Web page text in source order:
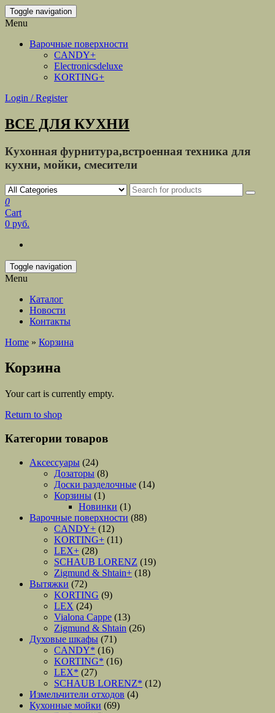
Toggle navigation
Menu
Варочные поверхности
CANDY+
Electronicsdeluxe
KORTING+
Login / Register
ВСЕ ДЛЯ КУХНИ
Кухонная фурнитура,встроенная техника для
кухни, мойки, смесители
0
Cart
0 руб.
Toggle navigation
Menu
Каталог
Новости
Контакты
Home » Корзина
Корзина
Your cart is currently empty.
Return to shop
Категории товаров
Аксессуары (24)
Дозаторы (8)
Доски разделочные (14)
Корзины (1)
Новинки (1)
Варочные поверхности (88)
CANDY+ (12)
KORTING+ (11)
LEX+ (28)
SCHAUB LORENZ (19)
Zigmund & Shtain+ (18)
Вытяжки (72)
KORTING (9)
LEX (24)
Vialona Cappe (13)
Zigmund & Shtain (26)
Духовые шкафы (71)
CANDY* (16)
KORTING* (16)
LEX* (27)
SCHAUB LORENZ* (12)
Измельчители отходов (4)
Кухонные мойки (69)